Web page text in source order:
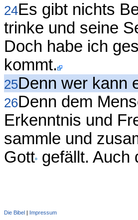
24Es gibt nichts
trinke und seine
Doch habe ich
kommt.
25Denn wer kann
26Denn dem
Erkenntnis und
sammle und
Gott gefällt. Auch
Die Bibel | Impressum